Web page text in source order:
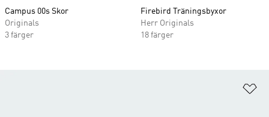
Campus 00s Skor
Originals
3 färger
Firebird Träningsbyxor
Herr Originals
18 färger